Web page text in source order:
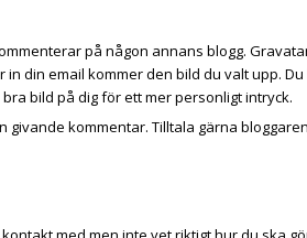
på någon annans blogg.
din email kommer den bild du valt upp.
bild på dig för ett mer personligt intryck.
kommentar. Tilltala gärna